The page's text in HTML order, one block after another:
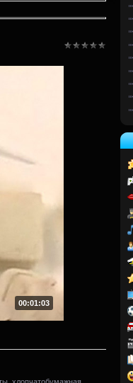
00:01:03
хлопчатобумажная